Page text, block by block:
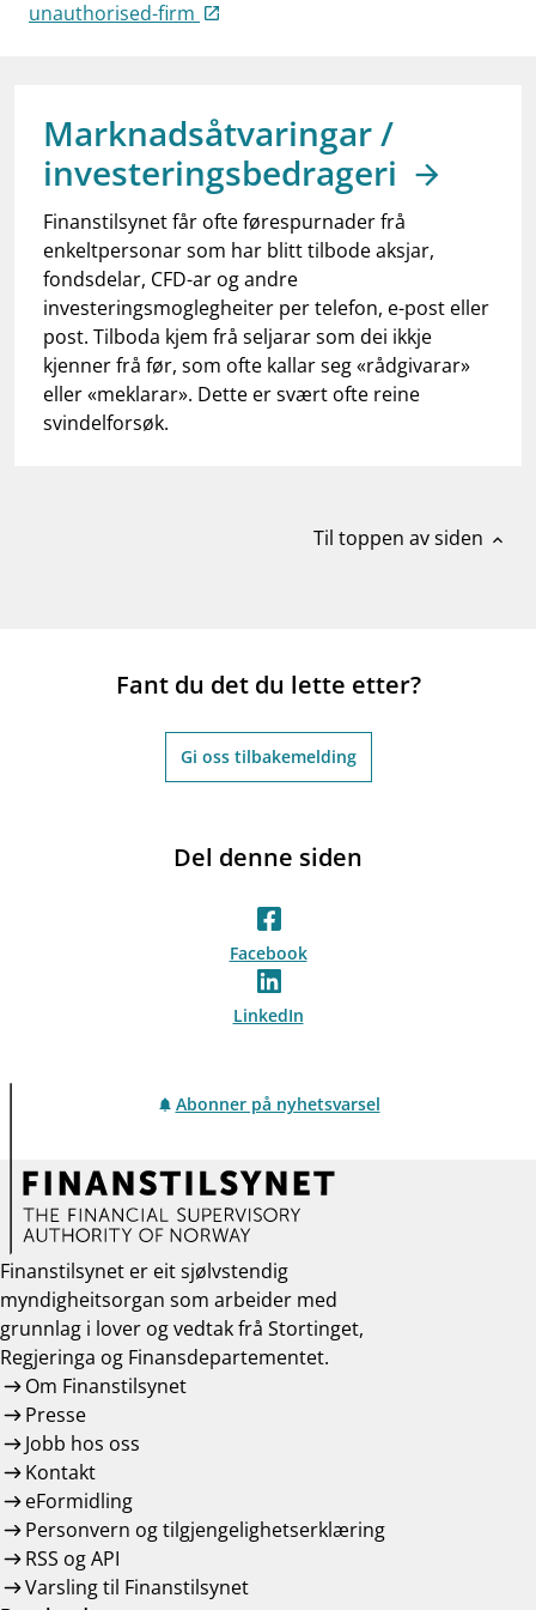
work_outlineJobb hos oss
notifications_none Abonner på nyhetsvarsel
unauthorised-firm
Marknadsåtvaringar /
investeringsbedrageri
Finanstilsynet får ofte førespurnader frå
enkeltpersonar som har blitt tilbode aksjar,
fondsdelar, CFD-ar og andre
investeringsmoglegheiter per telefon, e-post eller
post. Tilboda kjem frå seljarar som dei ikkje
kjenner frå før, som ofte kallar seg «rådgivarar»
eller «meklarar». Dette er svært ofte reine
svindelforsøk.
Til toppen av siden expand_less
Fant du det du lette etter?
Gi oss tilbakemelding
Del denne siden
Facebook
LinkedIn
Abonner på nyhetsvarsel
Finanstilsynet er eit sjølvstendig
myndigheitsorgan som arbeider med
grunnlag i lover og vedtak frå Stortinget,
Regjeringa og Finansdepartementet.
Om Finanstilsynet
Presse
Jobb hos oss
Kontakt
eFormidling
Personvern og tilgjengelighetserklæring
RSS og API
Varsling til Finanstilsynet